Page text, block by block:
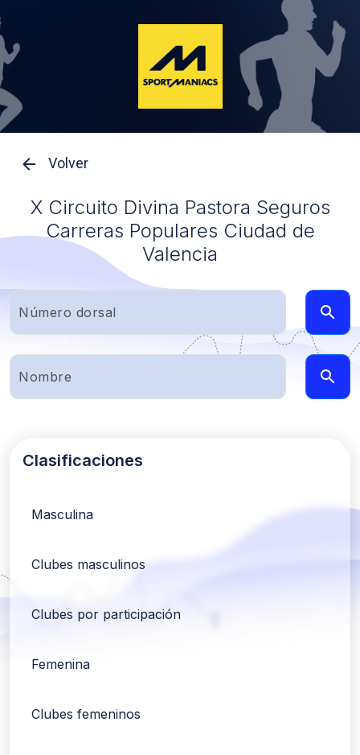
Volver
X Circuito Divina Pastora Seguros
Carreras Populares Ciudad de
Valencia
Clasificaciones
Masculina
Clubes masculinos
Clubes por participación
Femenina
Clubes femeninos